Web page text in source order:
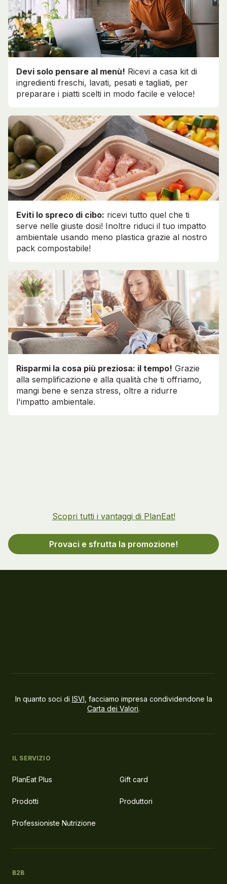
Devi solo pensare al menù! Ricevi a casa kit di
ingredienti freschi, lavati, pesati e tagliati, per
preparare i piatti scelti in modo facile e veloce!
Eviti lo spreco di cibo: ricevi tutto quel che ti
serve nelle giuste dosi! Inoltre riduci il tuo impatto
ambientale usando meno plastica grazie al nostro
pack compostabile!
Risparmi la cosa più preziosa: il tempo! Grazie
alla semplificazione e alla qualità che ti offriamo,
mangi bene e senza stress, oltre a ridurre
l'impatto ambientale.
Scopri tutti i vantaggi di PlanEat!
Provaci e sfrutta la promozione!
In quanto soci di ISVI , facciamo impresa condividendone la
Carta dei Valori.
IL SERVIZIO
PlanEat Plus Gift card
Prodotti Produttori
Professioniste Nutrizione
B2B